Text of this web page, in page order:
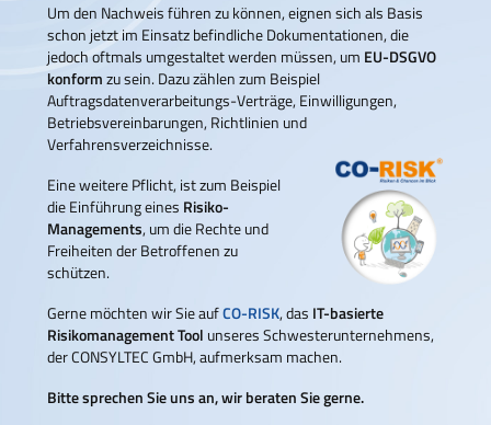
Um den Nachweis führen zu können, eignen sich als Basis
schon jetzt im Einsatz befindliche Dokumentationen, die
jedoch oftmals umgestaltet werden müssen, um EU-DSGVO
konformzu sein. Dazu zählen zum Beispiel
Auftragsdatenverarbeitungs-Verträge, Einwilligungen,
Betriebsvereinbarungen, Richtlinien und
Verfahrensverzeichnisse.
Eine weitere Pflicht, ist zum Beispiel
die Einführung eines Risiko-
Managements, um die Rechte und
Freiheiten der Betroffenen zu
schützen.
Gerne möchten wir Sie aufCO-RISK, das IT-basierte
Risikomanagement Tool unseres Schwesterunternehmens,
der CONSYLTEC GmbH, aufmerksam machen.
Bitte sprechen Sie uns an, wir beraten Sie gerne.